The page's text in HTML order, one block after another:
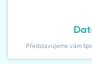
KARIÉRA
Představujeme vám